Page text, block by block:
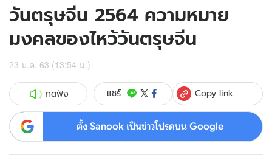
วันตรุษจีน 2564 ความหมาย
มงคลของไหว้วันตรุษจีน
23 ม.ค. 63 (13:54 น.)
กดฟัง แชร์ Copy link
ตั้ง Sanook เป็นข่าวโปรดบน Google